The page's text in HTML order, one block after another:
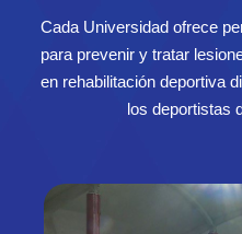
Cada Universidad ofrece
para prevenir y tratar
en rehabilitación deportiva
los deportistas